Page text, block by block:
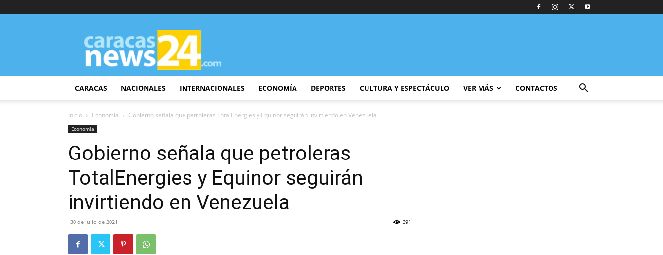
CaracasNews24
CARACAS NACIONALES INTERNACIONALES ECONOMÍA DEPORTES CULTURA Y ESPECTÁCULO VER MÁS CONTACTOS
Inicio Economía Gobierno señala que petroleras TotalEnergies y Equinor seguirán invirtiendo en Venezuela
Economía
Gobierno señala que petroleras
TotalEnergies y Equinor seguirán
invirtiendo en Venezuela
30 de julio de 2021 391